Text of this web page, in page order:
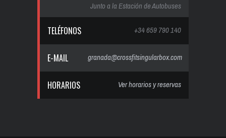
Junto a la Estación de Autobuses
TELÉFONOS +34 659 790 140
E-MAIL granada@crossfitsingularbox.com
HORARIOS Ver horarios y reservas